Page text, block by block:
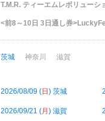
T.M.R. ティーエムレボリューシ
<前8～10日 3日通し券
茨城 神奈川 滋賀
2026/08/09 (日 ) 茨城
2026/09/21 (月 ) 滋賀